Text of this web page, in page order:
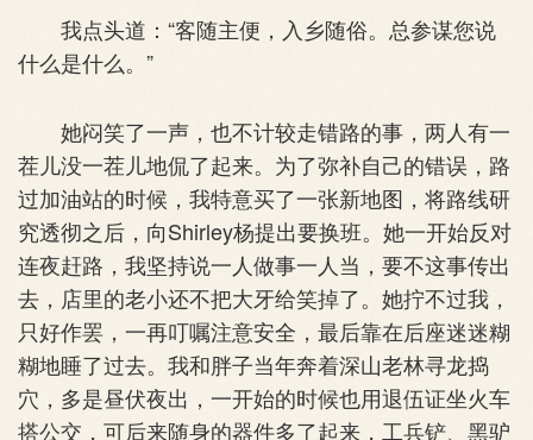
我点头道：“客随主便，入乡随俗。总参谋您说
什么是什么。”
她闷笑了一声，也不计较走错路的事，两人有一
茬儿没一茬儿地侃了起来。为了弥补自己的错误，路
过加油站的时候，我特意买了一张新地图，将路线研
究透彻之后，向Shirley杨提出要换班。她一开始反对
连夜赶路，我坚持说一人做事一人当，要不这事传出
去，店里的老小还不把大牙给笑掉了。她拧不过我，
只好作罢，一再叮嘱注意安全，最后靠在后座迷迷糊
糊地睡了过去。我和胖子当年奔着深山老林寻龙捣
穴，多是昼伏夜出，一开始的时候也用退伍证坐火车
搭公交，可后来随身的器件多了起来，工兵铲、黑驴